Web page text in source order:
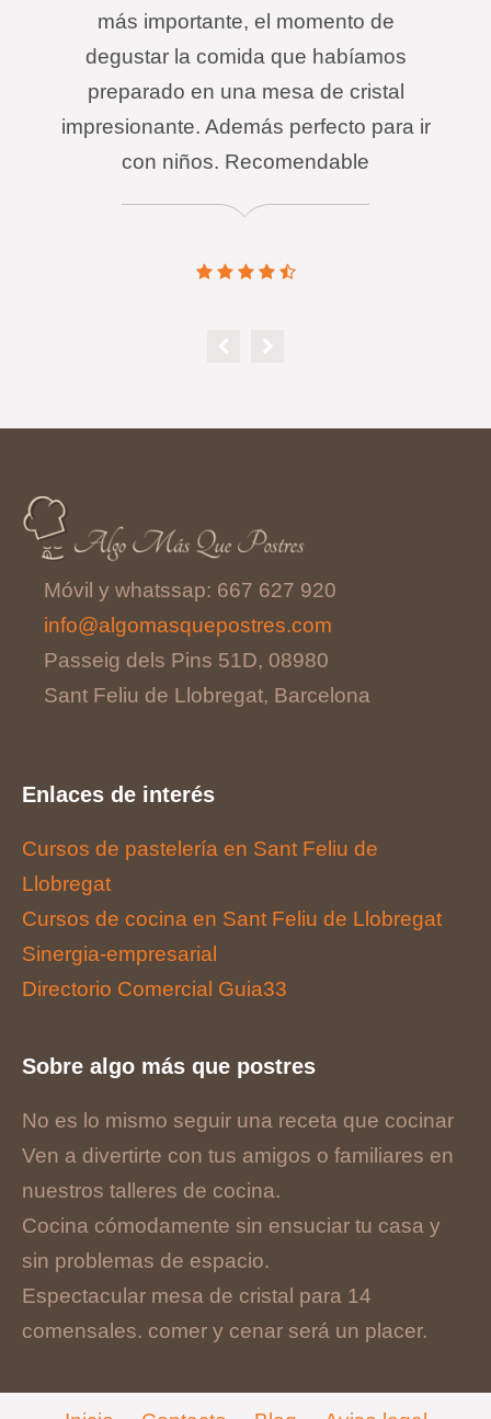
más importante, el momento de
degustar la comida que habíamos
preparado en una mesa de cristal
impresionante. Además perfecto para ir
con niños. Recomendable
Móvil y whatssap: 667 627 920
info@algomasquepostres.com
Passeig dels Pins 51D, 08980
Sant Feliu de Llobregat, Barcelona
Enlaces de interés
Cursos de pastelería en Sant Feliu de
Llobregat
Cursos de cocina en Sant Feliu de Llobregat
Sinergia-empresarial
Directorio Comercial Guia33
Sobre algo más que postres
No es lo mismo seguir una receta que cocinar
Ven a divertirte con tus amigos o familiares en
nuestros talleres de cocina.
Cocina cómodamente sin ensuciar tu casa y
sin problemas de espacio.
Espectacular mesa de cristal para 14
comensales. comer y cenar será un placer.